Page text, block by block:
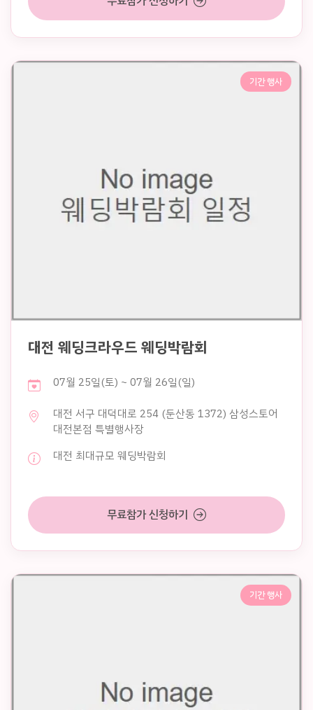
기간 행사
대전 웨딩크라우드 웨딩박람회
07월 25일(토) ~ 07월 26일(일)
대전 서구 대덕대로 254 (둔산동 1372) 삼성스토어
대전본점 특별행사장
대전 최대규모 웨딩박람회
무료참가 신청하기
기간 행사